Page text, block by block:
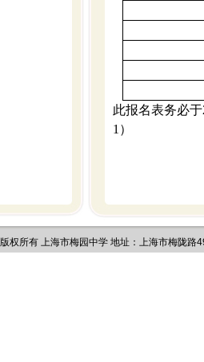
此报名表务必于
1 ）
版权所有 上海市梅园中学 地址：上海市梅陇